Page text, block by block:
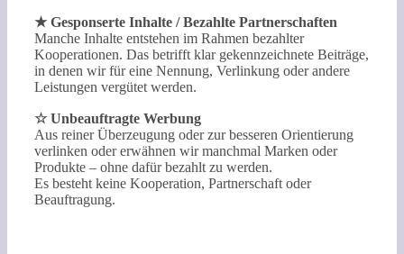
★ Gesponserte Inhalte / Bezahlte Partnerschaften
Manche Inhalte entstehen im Rahmen bezahlter
Kooperationen. Das betrifft klar gekennzeichnete Beiträge,
in denen wir für eine Nennung, Verlinkung oder andere
Leistungen vergütet werden.
☆ Unbeauftragte Werbung
Aus reiner Überzeugung oder zur besseren Orientierung
verlinken oder erwähnen wir manchmal Marken oder
Produkte – ohne dafür bezahlt zu werden.
Es besteht keine Kooperation, Partnerschaft oder
Beauftragung.